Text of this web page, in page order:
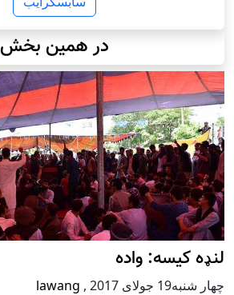
در همین بخش
لنډه کیسه: واده
چهار شنبه19 جولای 2017 ,
lawang